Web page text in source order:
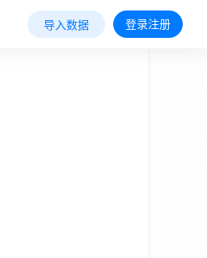
导入数据 登录注册